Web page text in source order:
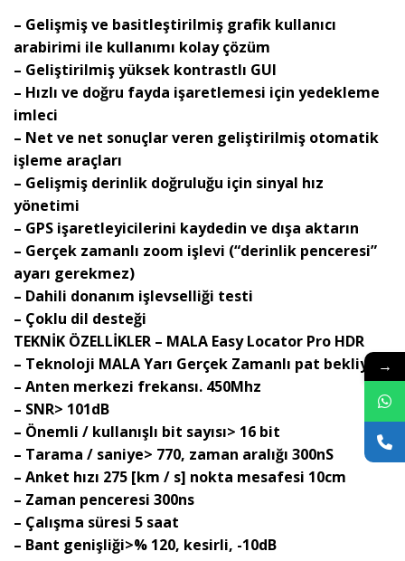
– Gelişmiş ve basitleştirilmiş grafik kullanıcı
arabirimi ile kullanımı kolay çözüm
– Geliştirilmiş yüksek kontrastlı GUI
– Hızlı ve doğru fayda işaretlemesi için yedekleme
imleci
– Net ve net sonuçlar veren geliştirilmiş otomatik
işleme araçları
– Gelişmiş derinlik doğruluğu için sinyal hız
yönetimi
– GPS işaretleyicilerini kaydedin ve dışa aktarın
– Gerçek zamanlı zoom işlevi (“derinlik penceresi”
ayarı gerekmez)
– Dahili donanım işlevselliği testi
– Çoklu dil desteği
TEKNİK ÖZELLİKLER – MALA Easy Locator Pro HDR
– Teknoloji MALA Yarı Gerçek Zamanlı pat bekliyor
– Anten merkezi frekansı. 450Mhz
– SNR> 101dB
– Önemli / kullanışlı bit sayısı> 16 bit
– Tarama / saniye> 770, zaman aralığı 300nS
– Anket hızı 275 [km / s] nokta mesafesi 10cm
– Zaman penceresi 300ns
– Çalışma süresi 5 saat
– Bant genişliği>% 120, kesirli, -10dB
→